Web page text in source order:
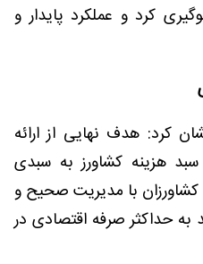
کرد و عملکرد پایدار و
کرد: هدف نهایی از ارائه
هزینه کشاورز به سبدی
با مدیریت صحیح و
به حداکثر صرفه اقتصادی در